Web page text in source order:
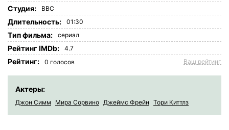
Студия: BBC
Длительность: 01:30
Tип фильма: сериал
Рейтинг IMDb: 4.7
Рейтинг: 0 голосов Ваш рейтинг
Актеры:
Джон Симм Мира Сорвино Джеймс Фрейн Тори Киттлз